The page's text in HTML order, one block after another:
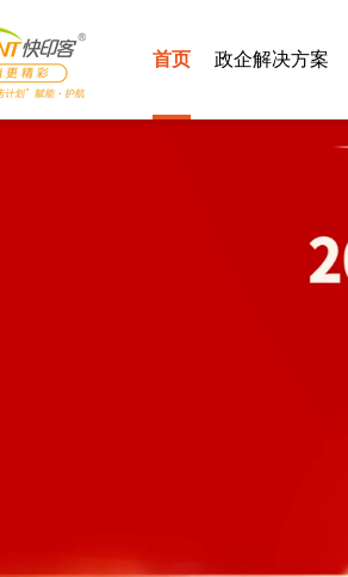
首页 政企解决方案